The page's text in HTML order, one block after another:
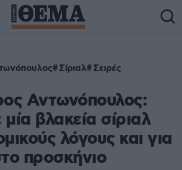
Σίριαλ Σειρές
Αντωνόπουλος:
βλακεία σίριαλ
λόγους και για
προσκήνιο